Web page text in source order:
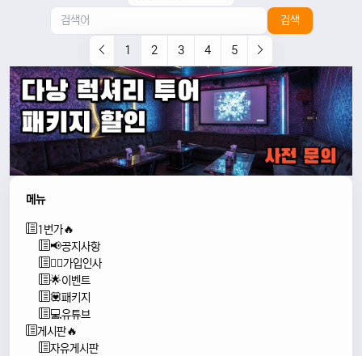
검색
1 2 3 4 5
메뉴
1번가🔥
📢공지사항
🙇‍♂️가입인사
🌟이벤트
💟패키지
💻유튜브
게시판🔥
자유게시판